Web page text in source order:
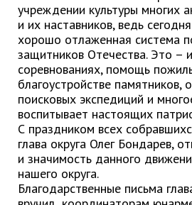
Глава МОГП
Отчёты главы
Первый заместитель
Заместители главы
График приёма граждан
август 2026 г.
июль 2026 г.
июнь 2026 г.
учреждении культуры многих
и их наставников, ведь
хорошо отлаженная система
защитников Отечества. Это –
соревнованиях, помощь
благоустройстве памятников,
поисковых экспедиций и
воспитывает настоящих
С праздником всех
глава округа Олег Бондарев,
и значимость данного
нашего округа.
Благодарственные письма